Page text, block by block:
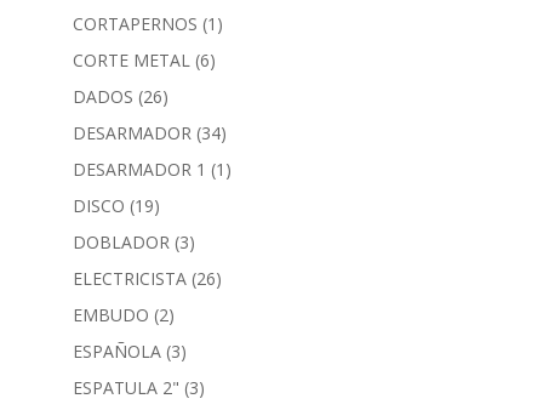
CORTAPERNOS (1)
CORTE METAL (6)
DADOS (26)
DESARMADOR (34)
DESARMADOR 1 (1)
DISCO (19)
DOBLADOR (3)
ELECTRICISTA (26)
EMBUDO (2)
ESPAÑOLA (3)
ESPATULA 2" (3)